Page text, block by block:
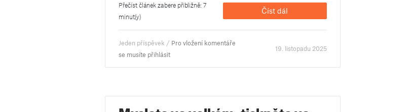
Přečíst článek zabere přibližně: 7
minut(y)
Číst dál
Jeden příspěvek / Pro vložení komentáře
se musíte přihlásit
19. listopadu 2025